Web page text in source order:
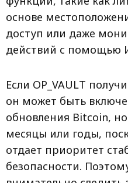
основе
доступ или даже
действий с помощью
Если OP_VAULT
он может быть
обновления Bitcoin,
месяцы или годы,
отдает приоритет
безопасности.